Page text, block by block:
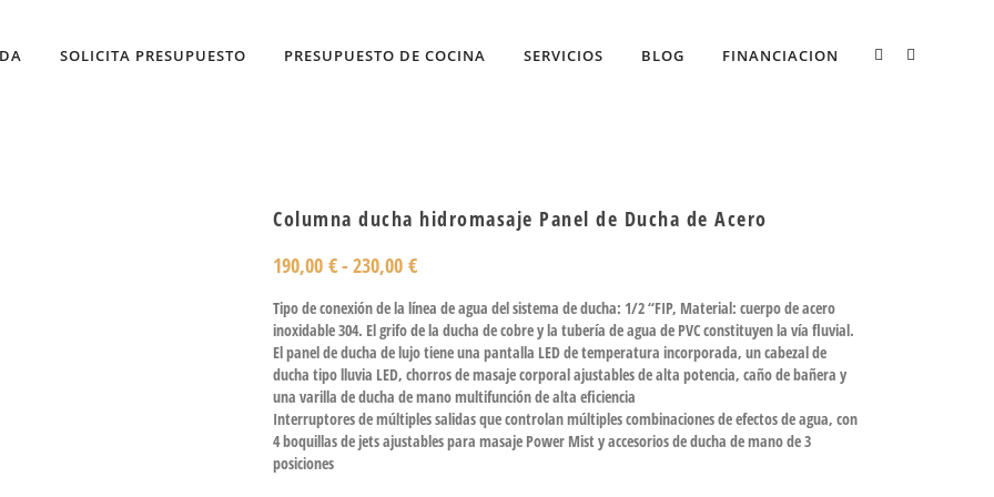
SOLICITA PRESUPUESTO PRESUPUESTO DE COCINA SERVICIOS BLOG FINANCIACION
Columna ducha hidromasaje Panel de Ducha de Acero
190,00 €- 230,00 €
Tipo de conexión de la línea de agua del sistema de ducha: 1/2 “FIP, Material: cuerpo de acero
inoxidable 304. El grifo de la ducha de cobre y la tubería de agua de PVC constituyen la vía fluvial.
El panel de ducha de lujo tiene una pantalla LED de temperatura incorporada, un cabezal de
ducha tipo lluvia LED, chorros de masaje corporal ajustables de alta potencia, caño de bañera y
una varilla de ducha de mano multifunción de alta eficiencia
Interruptores de múltiples salidas que controlan múltiples combinaciones de efectos de agua, con
4 boquillas de jets ajustables para masaje Power Mist y accesorios de ducha de mano de 3
posiciones